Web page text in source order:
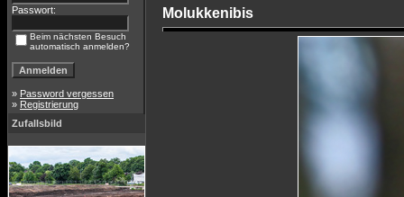
Passwort:
Beim nächsten Besuch
automatisch anmelden?
» Password vergessen
» Registrierung
Zufallsbild
Molukkenibis